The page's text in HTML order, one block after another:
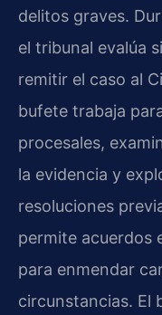
delitos graves.
el tribunal evalúa
remitir el caso al
bufete trabaja
procesales,
la evidencia y
resoluciones
permite acuerdos
para enmendar
circunstancias. El